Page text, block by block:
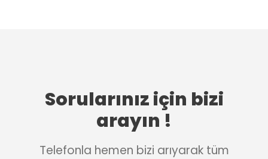
Sorularınız için bizi
arayın !
Telefonla hemen bizi arıyarak tüm